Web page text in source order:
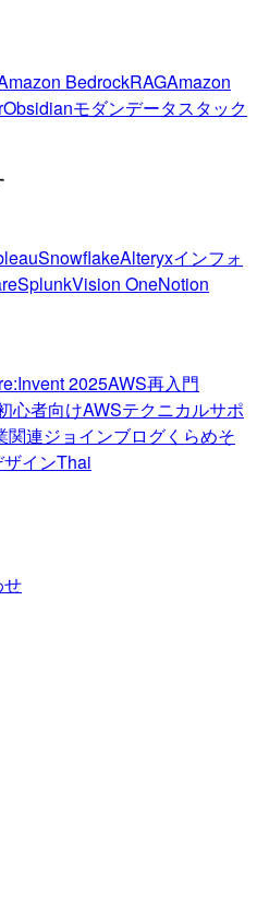
BedrockRAGAmazon
Obsidianモダンデータスタック
SnowflakeAlteryxインフォ
SplunkVision OneNotion
2025AWS再入門
心者向けAWSテクニカルサポ
関連ジョインブログくらめそ
ザインThai
せ